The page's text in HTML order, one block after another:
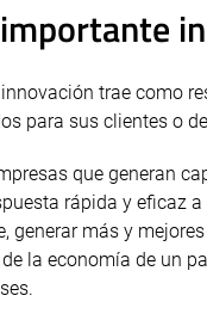
trae como
para sus clientes o
que generan
rápida y eficaz
generar más y
la economía de un